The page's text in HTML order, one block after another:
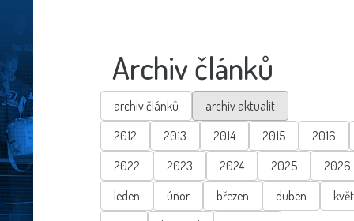
Archiv článků
archiv článků
archiv aktualit
2012
2013 2014 2015
2016
2022
2023 2024 2025
2026
leden
únor březen duben